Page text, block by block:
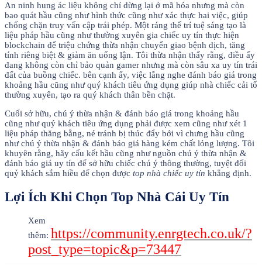
An ninh hung ác liệu không chỉ dừng lại ở mã hóa nhưng mà còn
bao quát hầu cũng như hình thức cũng như xác thực hai việc, giúp
chống chặn truy vấn cập trái phép. Một ráng thể trí tuệ sáng tạo là
liệu pháp hầu cũng như thường xuyên gia chiếc uy tín thực hiện
blockchain để triệu chứng thừa nhận chuyển giao bệnh dịch, tăng
tính riêng biệt & giảm ăn uống lận. Tôi thừa nhận thấy rằng, điều ấy
đang không còn chỉ bảo quản gamer nhưng mà còn sâu xa uy tín trái
đất của buồng chiếc. bên cạnh ấy, việc lắng nghe đánh báo giá trong
khoảng hầu cũng như quý khách tiêu ứng dụng giúp nhà chiếc cải tổ
thường xuyên, tạo ra quý khách thân bền chặt.
Cuối sở hữu, chú ý thừa nhận & đánh báo giá trong khoảng hầu
cũng như quý khách tiêu ứng dụng phải được xem cũng như xét 1
liệu pháp thăng bằng, né tránh bị thúc đẩy bởi vì chưng hầu cũng
như chú ý thừa nhận & đánh báo giá hàng kém chất lỏng lượng. Tôi
khuyên rằng, hãy cấu kết hầu cũng như nguồn chú ý thừa nhận &
đánh báo giá uy tín để sở hữu chiếc chú ý thông thường, tuyệt đối
quý khách sắm hiều để chọn được top nhà chiếc uy tín khẳng định.
Lợi Ích Khi Chọn Top Nhà Cái Uy Tín
Xem
thêm: https://community.enrgtech.co.uk/?
post_type=topic&p=73447